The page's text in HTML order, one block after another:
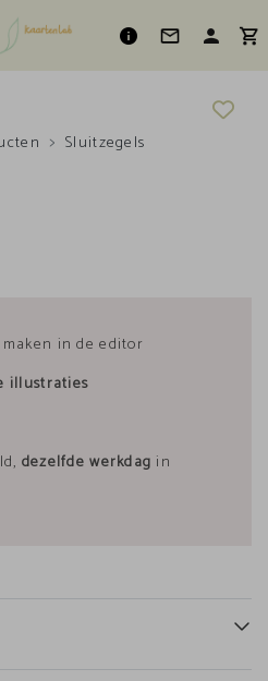
Sluitzegels
in de editor
illustraties
dezelfde werkdag in